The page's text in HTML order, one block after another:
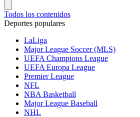
Todos los contenidos
Deportes populares
LaLiga
Major League Soccer (MLS)
UEFA Champions League
UEFA Europa League
Premier League
NFL
NBA Basketball
Major League Baseball
NHL